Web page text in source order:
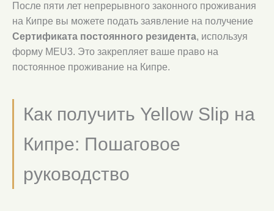
После пяти лет непрерывного законного проживания
на Кипре вы можете подать заявление на получение
Сертификата постоянного резидента, используя
форму MEU3. Это закрепляет ваше право на
постоянное проживание на Кипре.
Как получить Yellow Slip на
Кипре: Пошаговое
руководство